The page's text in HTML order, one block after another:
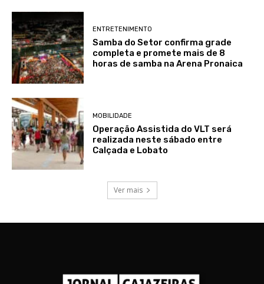
ENTRETENIMENTO
Samba do Setor confirma grade
completa e promete mais de 8
horas de samba na Arena Pronaica
MOBILIDADE
Operação Assistida do VLT será
realizada neste sábado entre
Calçada e Lobato
Ver mais